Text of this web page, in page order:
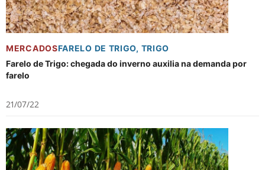
MERCADOSFARELO DE TRIGO, TRIGO
Farelo de Trigo: chegada do inverno auxilia na demanda por
farelo
21/07/22